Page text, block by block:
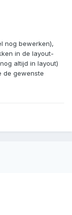
nog bewerken),
in de layout-
altijd in layout)
de gewenste